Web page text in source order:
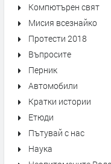
Компютърен свят
Мисия всезнайко
Протести 2018
Въпросите
Перник
Автомобили
Кратки истории
Етюди
Пътувай с нас
Наука